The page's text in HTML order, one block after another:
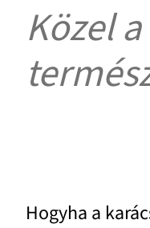
Közel a
Hogyha a